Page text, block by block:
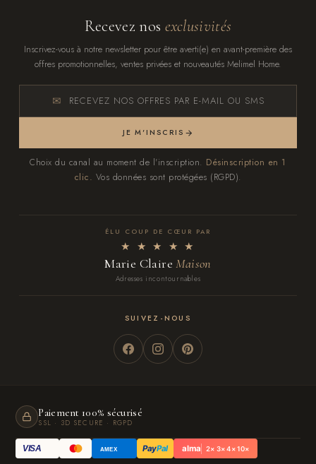
Recevez nos exclusivités
Inscrivez-vous à notre newsletter pour être averti(e) en avant-première des
offres promotionnelles, ventes privées et nouveautés Melimel Home.
RECEVEZ NOS OFFRES PAR E-MAIL OU SMS
JE M'INSCRIS
Choix du canal au moment de l'inscription. Désinscription en 1
clic. Vos données sont protégées (RGPD).
ÉLU COUP DE CŒUR PAR
★ ★ ★ ★ ★
Marie ClaireMaison
Adresses incontournables
SUIVEZ-NOUS
Paiement 100% sécurisé
SSL · 3D SECURE · RGPD
VISA AMEX PayPal alma 2× 3× 4× 10×